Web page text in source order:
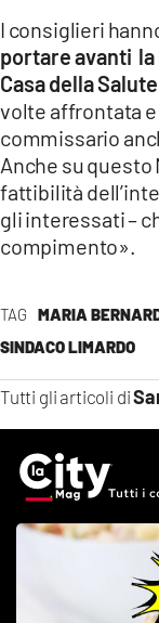
TAG MARIA
SINDACO LIMARDO
Tutti gli articoli di
I consiglieri
portare avanti
Casa della
volte affrontata
commissario
Anche su questo
fattibilità
gli interessati –
compimento».